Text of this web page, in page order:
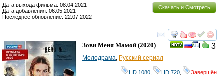
Скачать и Смотреть
Дата выхода фильма: 08.04.2021
Дата добавления: 06.05.2021
Последнее обновление: 22.07.2022
смотреть
3
Зови Меня Мамой (2020)
Мелодрама, Русский сериал
HD 1080 HD 720 Завершён